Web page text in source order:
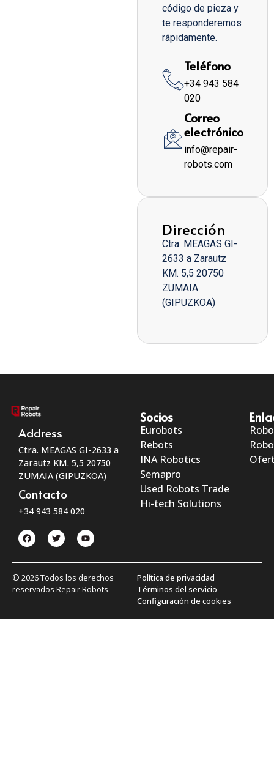
código de pieza y
te responderemos
rápidamente.
Teléfono
+34 943 584
020
Correo
electrónico
info@repair-
robots.com
Dirección
Ctra. MEAGAS GI-
2633 a Zarautz
KM. 5,5 20750
ZUMAIA
(GIPUZKOA)
Address
Ctra. MEAGAS GI-2633 a
Zarautz KM. 5,5 20750
ZUMAIA (GIPUZKOA)
Contacto
+34 943 584 020
Socios
Eurobots
Rebots
INA Robotics
Semapro
Used Robots Trade
Hi-tech Solutions
© 2026 Todos los derechos
reservados Repair Robots.
Política de privacidad
Términos del servicio
Configuración de cookies